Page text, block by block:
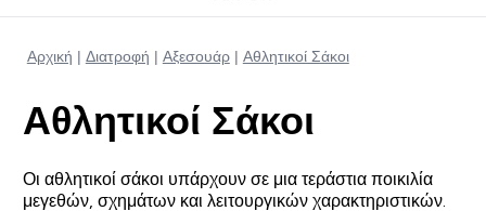
Αρχική Διατροφή Αξεσουάρ Αθλητικοί Σάκοι
Αθλητικοί Σάκοι
Οι αθλητικοί σάκοι υπάρχουν σε μια τεράστια ποικιλία
μεγεθών, σχημάτων και λειτουργικών χαρακτηριστικών.